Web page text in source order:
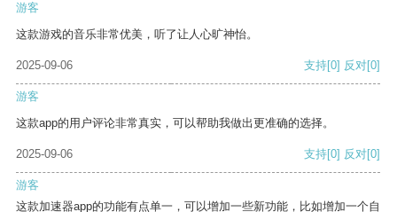
游客
这款游戏的音乐非常优美，听了让人心旷神怡。
2025-09-06 支持[0] 反对[0]
游客
这款app的用户评论非常真实，可以帮助我做出更准确的选择。
2025-09-06 支持[0] 反对[0]
游客
这款加速器app的功能有点单一，可以增加一些新功能，比如增加一个自